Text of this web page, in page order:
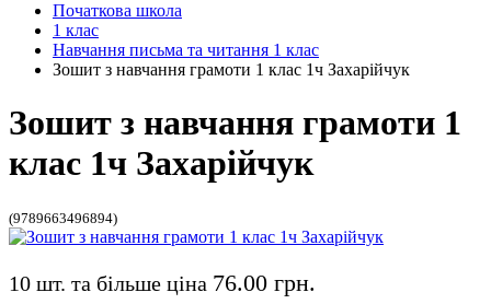
Початкова школа
1 клас
Навчання письма та читання 1 клас
Зошит з навчання грамоти 1 клас 1ч Захарійчук
Зошит з навчання грамоти 1
клас 1ч Захарійчук
(9789663496894)
10 шт. та більше ціна 76.00 грн.